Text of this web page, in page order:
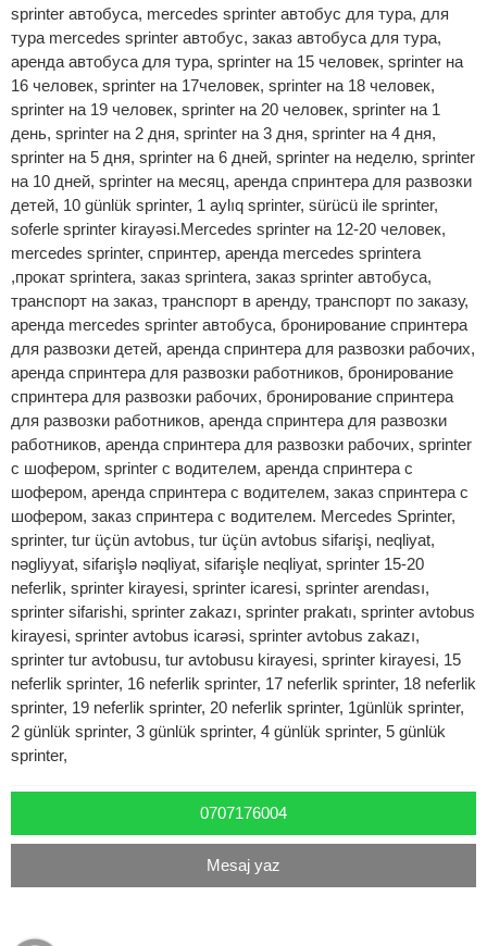
sprinter автобуса, mercedes sprinter автобус для тура, для
тура mercedes sprinter автобус, заказ автобуса для тура,
аренда автобуса для тура, sprinter на 15 человек, sprinter на
16 человек, sprinter на 17человек, sprinter на 18 человек,
sprinter на 19 человек, sprinter на 20 человек, sprinter на 1
день, sprinter на 2 дня, sprinter на 3 дня, sprinter на 4 дня,
sprinter на 5 дня, sprinter на 6 дней, sprinter на неделю, sprinter
на 10 дней, sprinter на месяц, аренда спринтера для развозки
детей, 10 günlük sprinter, 1 aylıq sprinter, sürücü ile sprinter,
soferle sprinter kirayəsi.Мercedes sprinter на 12-20 человек,
mercedes sprinter, спринтер, аренда mercedes sprintera
,прокат sprintera, заказ sprinterа, заказ sprinter автобуса,
транспорт на заказ, транспорт в аренду, транспорт по заказу,
аренда mercedes sprinter автобуса, бронирование спринтера
для развозки детей, аренда спринтера для развозки рабочих,
аренда спринтера для развозки работников, бронирование
спринтера для развозки рабочих, бронирование спринтера
для развозки работников, аренда спринтера для развозки
работников, аренда спринтера для развозки рабочих, sprinter
с шофером, sprinter с водителем, аренда спринтера с
шофером, аренда спринтера с водителем, заказ спринтера с
шофером, заказ спринтера с водителем. Mеrcedes Sprinter,
sprinter, tur üçün avtobus, tur üçün avtobus sifarişi, neqliyat,
nəgliyyat, sifarişlə nəqliyat, sifarişle neqliyat, sprinter 15-20
neferlik, sprinter kirayesi, sprinter icaresi, sprinter arendası,
sprinter sifarishi, sprinter zakazı, sprinter prakatı, sprinter avtobus
kirayesi, sprinter avtobus icarəsi, sprinter avtobus zakazı,
sprinter tur avtobusu, tur avtobusu kirayesi, sprinter kirayesi, 15
neferlik sprinter, 16 neferlik sprinter, 17 neferlik sprinter, 18 neferlik
sprinter, 19 neferlik sprinter, 20 neferlik sprinter, 1günlük sprinter,
2 günlük sprinter, 3 günlük sprinter, 4 günlük sprinter, 5 günlük
sprinter,
0707176004
Mesaj yaz